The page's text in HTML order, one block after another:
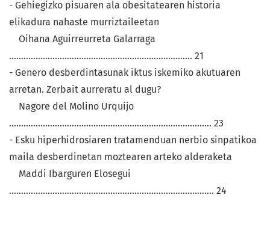
- Gehiegizko pisuaren ala obesitatearen historia
elikadura nahaste murriztaileetan
Oihana Aguirreurreta Galarraga
............................................................................ 21
- Genero desberdintasunak iktus iskemiko akutuaren
arretan. Zerbait aurreratu al dugu?
Nagore del Molino Urquijo
.................................................................................... 23
- Esku hiperhidrosiaren tratamenduan nerbio sinpatikoa
maila desberdinetan moztearen arteko alderaketa
Maddi Ibarguren Elosegui
..................................................................................... 24